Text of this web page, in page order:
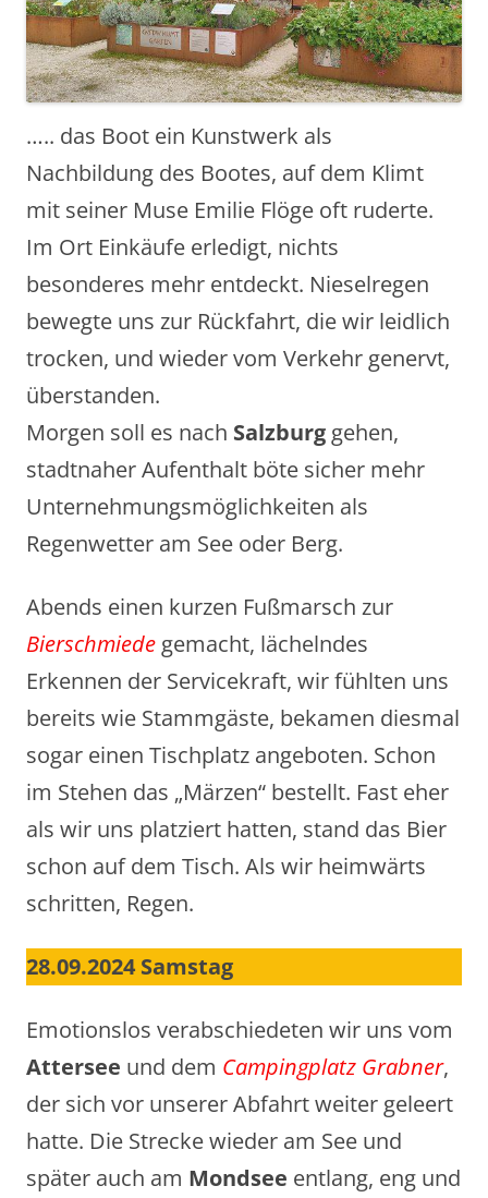
….. das Boot ein Kunstwerk als
Nachbildung des Bootes, auf dem Klimt
mit seiner Muse Emilie Flöge oft ruderte.
Im Ort Einkäufe erledigt, nichts
besonderes mehr entdeckt. Nieselregen
bewegte uns zur Rückfahrt, die wir leidlich
trocken, und wieder vom Verkehr genervt,
überstanden.
Morgen soll es nach Salzburg gehen,
stadtnaher Aufenthalt böte sicher mehr
Unternehmungsmöglichkeiten als
Regenwetter am See oder Berg.
Abends einen kurzen Fußmarsch zur
Bierschmiede gemacht, lächelndes
Erkennen der Servicekraft, wir fühlten uns
bereits wie Stammgäste, bekamen diesmal
sogar einen Tischplatz angeboten. Schon
im Stehen das „Märzen“ bestellt. Fast eher
als wir uns platziert hatten, stand das Bier
schon auf dem Tisch. Als wir heimwärts
schritten, Regen.
28.09.2024 Samstag
Emotionslos verabschiedeten wir uns vom
Attersee und dem Campingplatz Grabner,
der sich vor unserer Abfahrt weiter geleert
hatte. Die Strecke wieder am See und
später auch am Mondsee entlang, eng und